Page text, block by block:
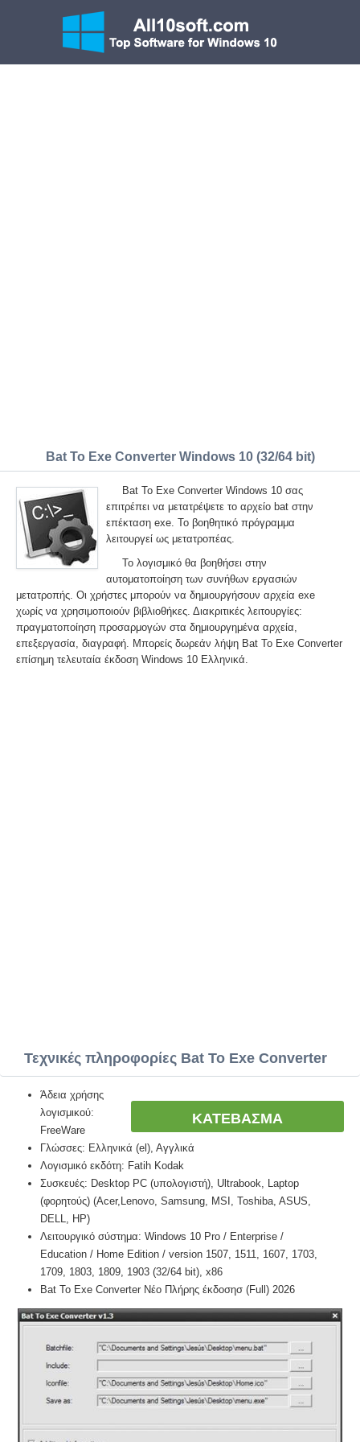
Bat To Exe Converter Windows 10 (32/64 bit)
Bat To Exe Converter Windows 10 σας
επιτρέπει να μετατρέψετε το αρχείο bat στην
επέκταση exe. Το βοηθητικό πρόγραμμα
λειτουργεί ως μετατροπέας.
Το λογισμικό θα βοηθήσει στην
αυτοματοποίηση των συνήθων εργασιών
μετατροπής. Οι χρήστες μπορούν να δημιουργήσουν αρχεία exe
χωρίς να χρησιμοποιούν βιβλιοθήκες. Διακριτικές λειτουργίες:
πραγματοποίηση προσαρμογών στα δημιουργημένα αρχεία,
επεξεργασία, διαγραφή. Μπορείς δωρεάν λήψη Bat To Exe Converter
επίσημη τελευταία έκδοση Windows 10 Ελληνικά.
Τεχνικές πληροφορίες Bat To Exe Converter
ΚΑΤΕΒΑΣΜΑ
Άδεια χρήσης
λογισμικού:
FreeWare
Γλώσσες: Ελληνικά (el), Αγγλικά
Λογισμικό εκδότη: Fatih Kodak
Συσκευές: Desktop PC (υπολογιστή), Ultrabook, Laptop
(φορητούς) (Acer,Lenovo, Samsung, MSI, Toshiba, ASUS,
DELL, HP)
Λειτουργικό σύστημα: Windows 10 Pro / Enterprise /
Education / Home Edition / version 1507, 1511, 1607, 1703,
1709, 1803, 1809, 1903 (32/64 bit), x86
Bat To Exe Converter Νέο Πλήρης έκδοσησ (Full) 2026